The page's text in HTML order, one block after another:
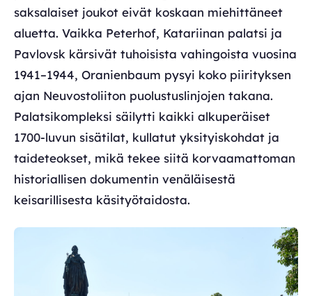
saksalaiset joukot eivät koskaan miehittäneet
aluetta. Vaikka Peterhof, Katariinan palatsi ja
Pavlovsk kärsivät tuhoisista vahingoista vuosina
1941–1944, Oranienbaum pysyi koko piirityksen
ajan Neuvostoliiton puolustuslinjojen takana.
Palatsikompleksi säilytti kaikki alkuperäiset
1700-luvun sisätilat, kullatut yksityiskohdat ja
taideteokset, mikä tekee siitä korvaamattoman
historiallisen dokumentin venäläisestä
keisarillisesta käsityötaidosta.